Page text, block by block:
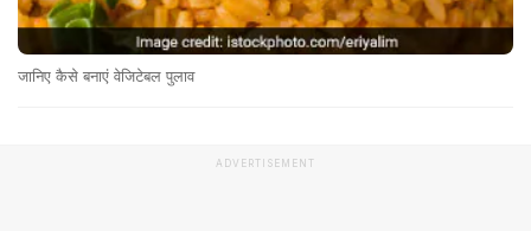
जानिए कैसे बनाएं वेजिटेबल पुलाव
ADVERTISEMENT